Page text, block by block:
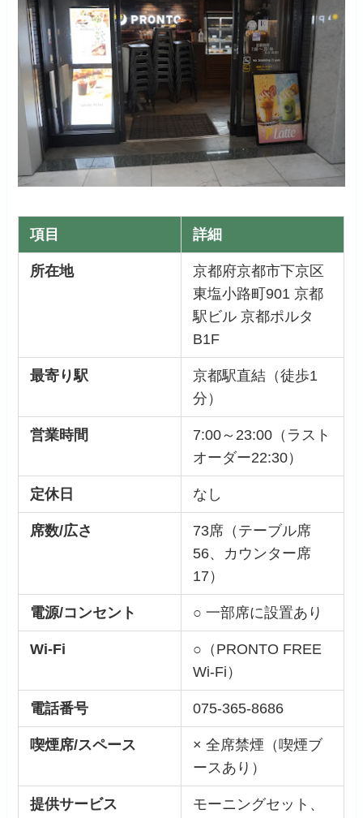
項目 詳細
所在地
京都府京都市下京区
東塩小路町901 京都
駅ビル 京都ポルタ
B1F
最寄り駅
京都駅直結（徒歩1
分）
営業時間
7:00～23:00（ラスト
オーダー22:30）
定休日 なし
席数/広さ
73席（テーブル席
56、カウンター席
17）
電源/コンセント ○ 一部席に設置あり
Wi-Fi
○（PRONTO FREE
Wi-Fi）
電話番号 075-365-8686
喫煙席/スペース
× 全席禁煙（喫煙ブ
ースあり）
提供サービス
モーニングセット、